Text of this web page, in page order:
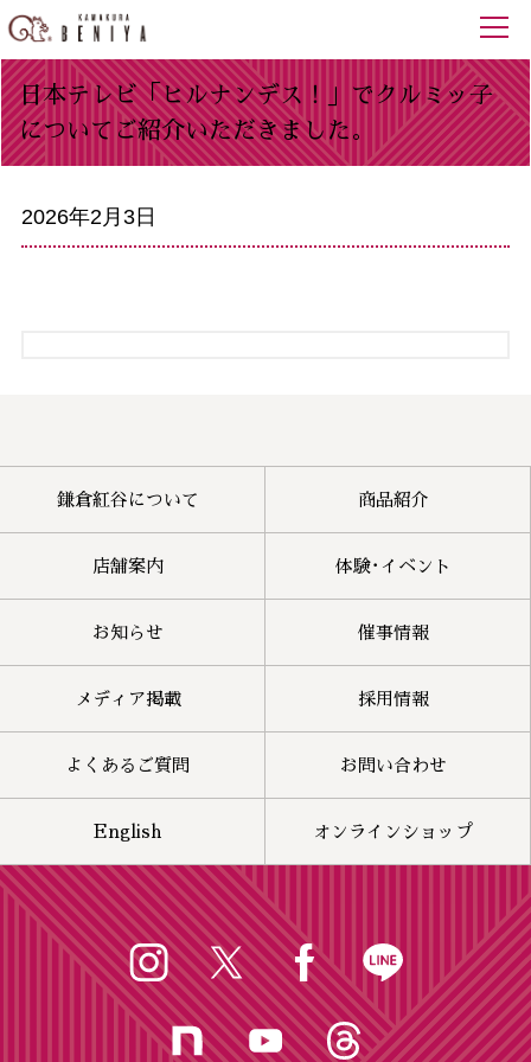
日本テレビ「ヒルナンデス！」でクルミッ子
についてご紹介いただきました。
2026年2月3日
鎌倉紅谷について 商品紹介
店舗案内 体験･イベント
お知らせ 催事情報
メディア掲載 採用情報
よくあるご質問 お問い合わせ
English オンラインショップ